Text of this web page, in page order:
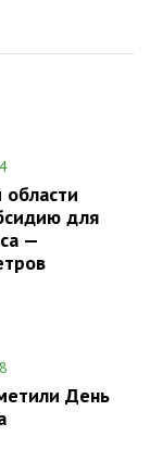
области
для
—
День